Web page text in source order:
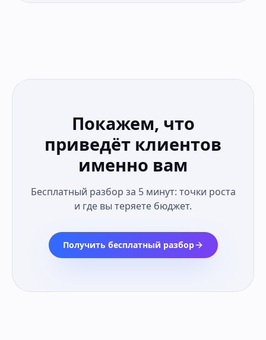
Покажем, что
приведёт клиентов
именно вам
Бесплатный разбор за 5 минут: точки роста
и где вы теряете бюджет.
Получить бесплатный разбор